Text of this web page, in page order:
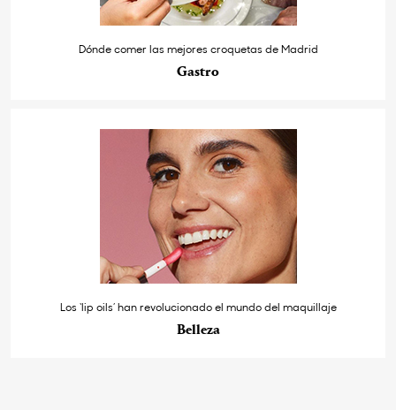
Dónde comer las mejores croquetas de Madrid
Gastro
Los ‘lip oils’ han revolucionado el mundo del maquillaje
Belleza